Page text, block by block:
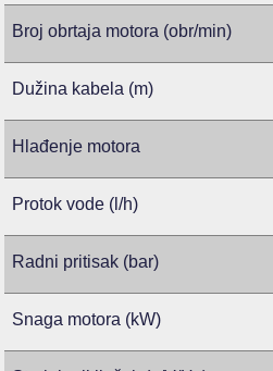
Broj obrtaja motora (obr/min)
Dužina kabela (m)
Hlađenje motora
Protok vode (l/h)
Radni pritisak (bar)
Snaga motora (kW)